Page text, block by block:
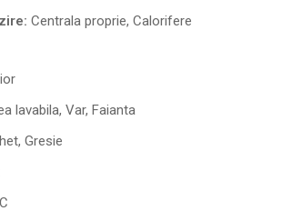
Centrala proprie, Calorifere
lavabila, Var, Faianta
Gresie